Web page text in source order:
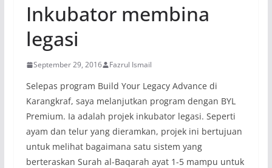
Inkubator membina
legasi
September 29, 2016 Fazrul Ismail
Selepas program Build Your Legacy Advance di
Karangkraf, saya melanjutkan program dengan BYL
Premium. Ia adalah projek inkubator legasi. Seperti
ayam dan telur yang dieramkan, projek ini bertujuan
untuk melihat bagaimana satu sistem yang
berteraskan Surah al-Baqarah ayat 1-5 mampu untuk